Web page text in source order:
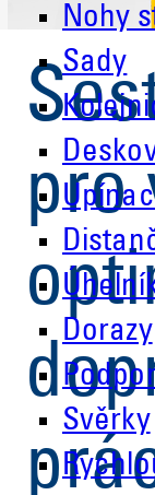
Nohy
Sady
Dorazy
Svěrky
pro